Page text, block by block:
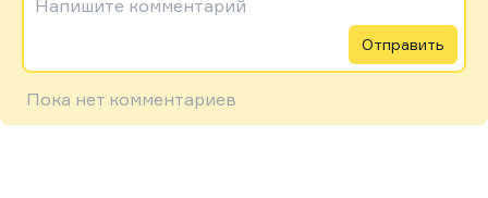
Напишите комментарий
Отправить
Пока нет комментариев